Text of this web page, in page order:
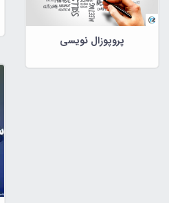
پروپوزال نویسی